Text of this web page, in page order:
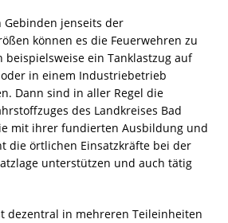
jenseits der
können es die Feuerwehren zu
beispielsweise ein Tanklastzug auf
in einem Industriebetrieb
Dann sind in aller Regel die
des Landkreises Bad
mit ihrer fundierten Ausbildung und
die örtlichen Einsatzkräfte bei der
unterstützen und auch tätig
dezentral in mehreren Teileinheiten